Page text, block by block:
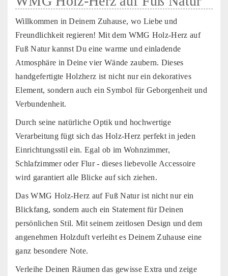
Willkommen in Deinem Zuhause, wo Liebe und
Freundlichkeit regieren! Mit dem WMG Holz-Herz auf
Fuß Natur kannst Du eine warme und einladende
Atmosphäre in Deine vier Wände zaubern. Dieses
handgefertigte Holzherz ist nicht nur ein dekoratives
Element, sondern auch ein Symbol für Geborgenheit und
Verbundenheit.
Durch seine natürliche Optik und hochwertige
Verarbeitung fügt sich das Holz-Herz perfekt in jeden
Einrichtungsstil ein. Egal ob im Wohnzimmer,
Schlafzimmer oder Flur - dieses liebevolle Accessoire
wird garantiert alle Blicke auf sich ziehen.
Das WMG Holz-Herz auf Fuß Natur ist nicht nur ein
Blickfang, sondern auch ein Statement für Deinen
persönlichen Stil. Mit seinem zeitlosen Design und dem
angenehmen Holzduft verleiht es Deinem Zuhause eine
ganz besondere Note.
Verleihe Deinen Räumen das gewisse Extra und zeige